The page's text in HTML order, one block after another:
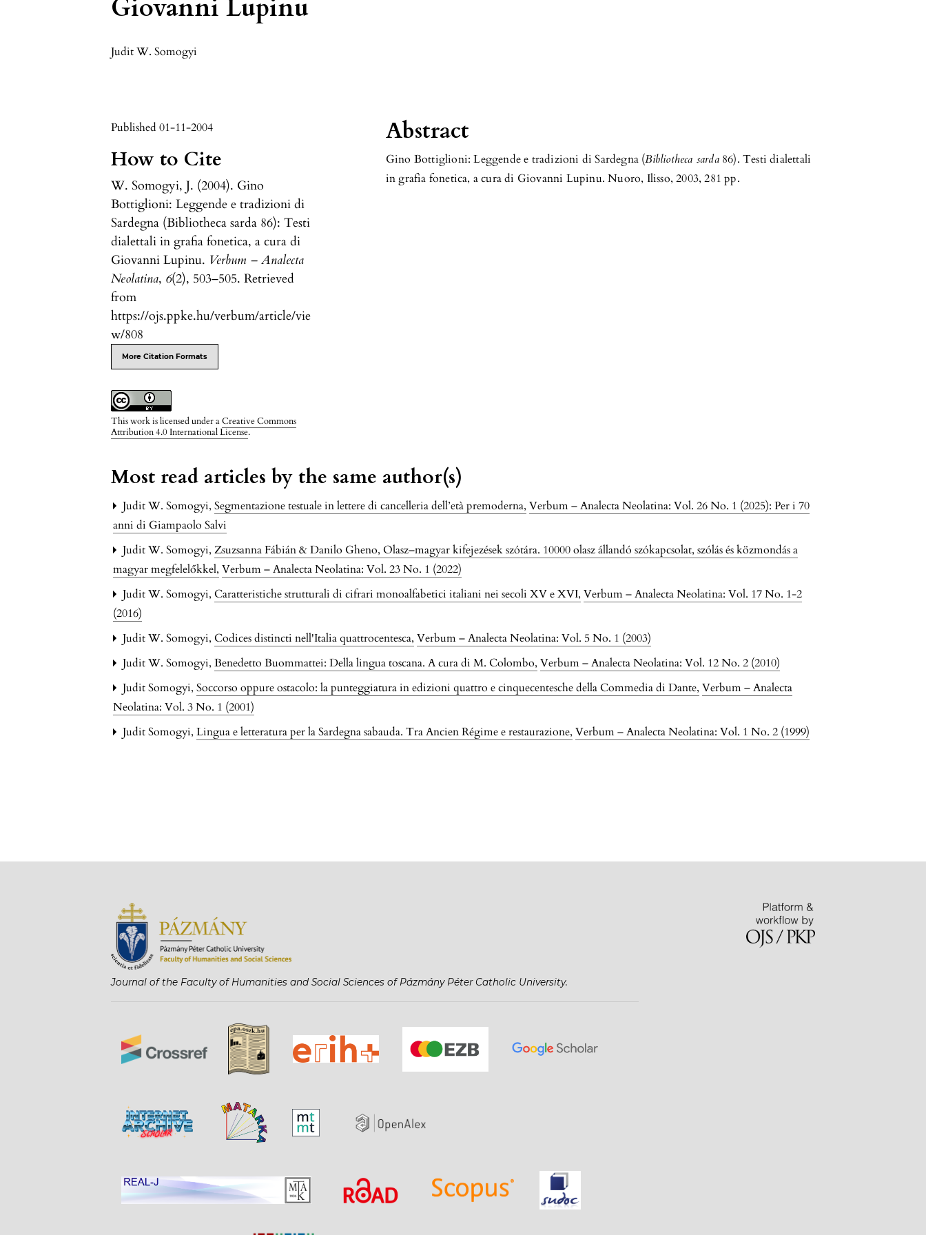
Giovanni Lupinu
Judit W. Somogyi
Published 01-11-2004
How to Cite
W. Somogyi, J. (2004). Gino
Bottiglioni: Leggende e tradizioni di
Sardegna (Bibliotheca sarda 86): Testi
dialettali in grafia fonetica, a cura di
Giovanni Lupinu. Verbum – Analecta
Neolatina, 6(2), 503–505. Retrieved
from
https://ojs.ppke.hu/verbum/article/vie
w/808
More Citation Formats
This work is licensed under aCreative Commons
Attribution 4.0 International License.
Abstract
Gino Bottiglioni: Leggende e tradizioni di Sardegna (Bibliotheca sarda86). Testi dialettali
in grafia fonetica, a cura di Giovanni Lupinu. Nuoro, Ilisso, 2003, 281 pp.
Most read articles by the same author(s)
Judit W. Somogyi,Segmentazione testuale in lettere di cancelleria dell’età premoderna,Verbum – Analecta Neolatina: Vol. 26 No. 1 (2025): Per i 70
anni di Giampaolo Salvi
Judit W. Somogyi,Zsuzsanna Fábián & Danilo Gheno, Olasz–magyar kifejezések szótára. 10000 olasz állandó szókapcsolat, szólás és közmondás a
magyar megfelelőkkel,Verbum – Analecta Neolatina: Vol. 23 No. 1 (2022)
Judit W. Somogyi,Caratteristiche strutturali di cifrari monoalfabetici italiani nei secoli XV e XVI,Verbum – Analecta Neolatina: Vol. 17 No. 1-2
(2016)
Judit W. Somogyi,Codices distincti nell'Italia quattrocentesca,Verbum – Analecta Neolatina: Vol. 5 No. 1 (2003)
Judit W. Somogyi,Benedetto Buommattei: Della lingua toscana. A cura di M. Colombo,Verbum – Analecta Neolatina: Vol. 12 No. 2 (2010)
Judit Somogyi,Soccorso oppure ostacolo: la punteggiatura in edizioni quattro e cinquecentesche della Commedia di Dante,Verbum – Analecta
Neolatina: Vol. 3 No. 1 (2001)
Judit Somogyi,Lingua e letteratura per la Sardegna sabauda. Tra Ancien Régime e restaurazione,Verbum – Analecta Neolatina: Vol. 1 No. 2 (1999)
Journal of the Faculty of Humanities and Social Sciences of Pázmány Péter Catholic University.